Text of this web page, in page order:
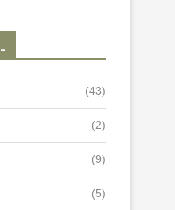
(43)
(2)
(9)
(5)